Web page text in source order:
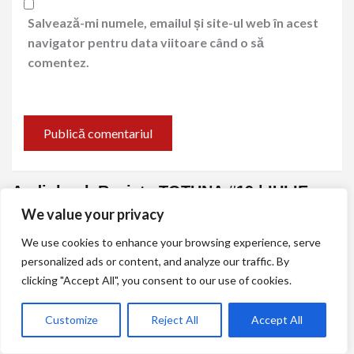
We value your privacy
We use cookies to enhance your browsing experience, serve
personalized ads or content, and analyze our traffic. By
clicking "Accept All", you consent to our use of cookies.
Customize Reject All Accept All
Salvează-mi numele, emailul și site-ul web în acest
navigator pentru data viitoare când o să
comentez.
Audiobook Revista TOTUNA #19 | IULIE
2026
Player
video